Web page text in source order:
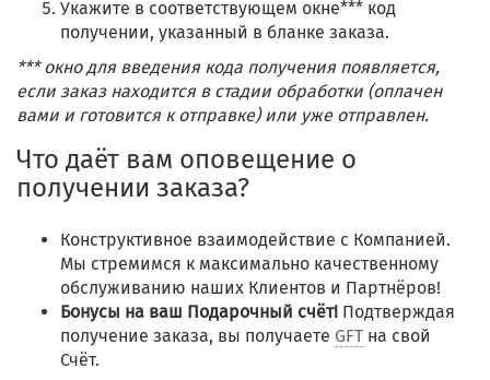
Укажите в соответствующем окне*** код
получении, указанный в бланке заказа.
*** окно для введения кода получения появляется,
если заказ находится в стадии обработки (оплачен
вами и готовится к отправке) или уже отправлен.
Что даёт вам оповещение о
получении заказа?
Конструктивное взаимодействие с Компанией.
Мы стремимся к максимально качественному
обслуживанию наших Клиентов и Партнёров!
Бонусы на ваш Подарочный счёт! Подтверждая
получение заказа, вы получаете GFT на свой
Счёт.